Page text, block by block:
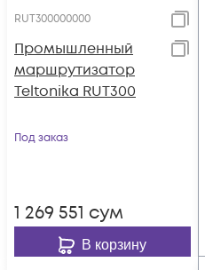
RUT300000000
Промышленный
маршрутизатор
Teltonika RUT300
Под заказ
1 269 551 сум
В корзину